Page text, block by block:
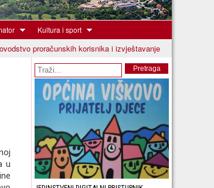
Kultura i sport
proračunskih korisnika i izvještavanje
u
Obrazac pretrage Pretraga